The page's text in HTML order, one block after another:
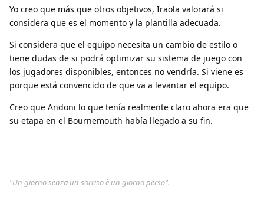
Yo creo que más que otros objetivos, Iraola valorará si
considera que es el momento y la plantilla adecuada.
Si considera que el equipo necesita un cambio de estilo o
tiene dudas de si podrá optimizar su sistema de juego con
los jugadores disponibles, entonces no vendría. Si viene es
porque está convencido de que va a levantar el equipo.
Creo que Andoni lo que tenía realmente claro ahora era que
su etapa en el Bournemouth había llegado a su fin.
"Un giorno senza un sorriso è un giorno perso".